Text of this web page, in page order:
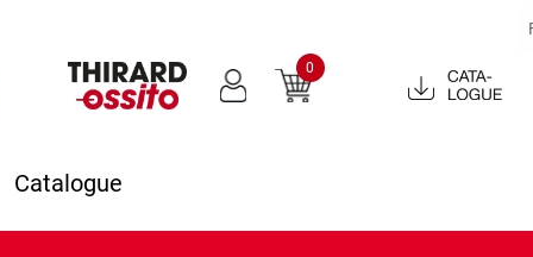
0
Catalogue
2022
Catalogue